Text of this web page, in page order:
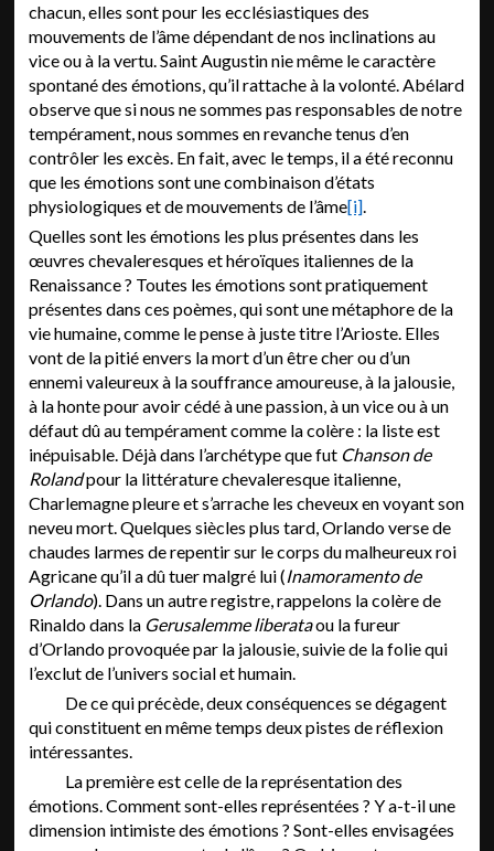
chacun, elles sont pour les ecclésiastiques des
mouvements de l’âme dépendant de nos inclinations au
vice ou à la vertu. Saint Augustin nie même le caractère
spontané des émotions, qu’il rattache à la volonté. Abélard
observe que si nous ne sommes pas responsables de notre
tempérament, nous sommes en revanche tenus d’en
contrôler les excès. En fait, avec le temps, il a été reconnu
que les émotions sont une combinaison d’états
physiologiques et de mouvements de l’âme[i].
Quelles sont les émotions les plus présentes dans les
œuvres chevaleresques et héroïques italiennes de la
Renaissance ? Toutes les émotions sont pratiquement
présentes dans ces poèmes, qui sont une métaphore de la
vie humaine, comme le pense à juste titre l’Arioste. Elles
vont de la pitié envers la mort d’un être cher ou d’un
ennemi valeureux à la souffrance amoureuse, à la jalousie,
à la honte pour avoir cédé à une passion, à un vice ou à un
défaut dû au tempérament comme la colère : la liste est
inépuisable. Déjà dans l’archétype que fut Chanson de
Rolandpour la littérature chevaleresque italienne,
Charlemagne pleure et s’arrache les cheveux en voyant son
neveu mort. Quelques siècles plus tard, Orlando verse de
chaudes larmes de repentir sur le corps du malheureux roi
Agricane qu’il a dû tuer malgré lui (Inamoramento de
Orlando). Dans un autre registre, rappelons la colère de
Rinaldo dans la Gerusalemme liberataou la fureur
d’Orlando provoquée par la jalousie, suivie de la folie qui
l’exclut de l’univers social et humain.
De ce qui précède, deux conséquences se dégagent
qui constituent en même temps deux pistes de réflexion
intéressantes.
La première est celle de la représentation des
émotions. Comment sont-elles représentées ? Y a-t-il une
dimension intimiste des émotions ? Sont-elles envisagées